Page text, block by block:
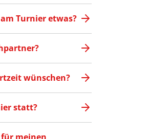
Turnier etwas?
wünschen?
statt?